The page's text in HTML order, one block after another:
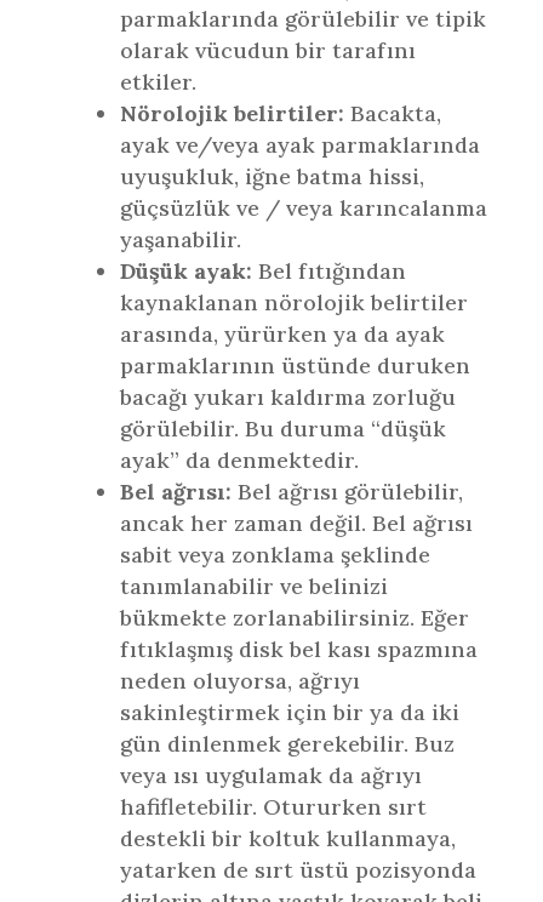
parmaklarında görülebilir ve tipik
olarak vücudun bir tarafını
etkiler.
Nörolojik belirtiler: Bacakta,
ayak ve/veya ayak parmaklarında
uyuşukluk, iğne batma hissi,
güçsüzlük ve / veya karıncalanma
yaşanabilir.
Düşük ayak: Bel fıtığından
kaynaklanan nörolojik belirtiler
arasında, yürürken ya da ayak
parmaklarının üstünde duruken
bacağı yukarı kaldırma zorluğu
görülebilir. Bu duruma “düşük
ayak” da denmektedir.
Bel ağrısı: Bel ağrısı görülebilir,
ancak her zaman değil. Bel ağrısı
sabit veya zonklama şeklinde
tanımlanabilir ve belinizi
bükmekte zorlanabilirsiniz. Eğer
fıtıklaşmış disk bel kası spazmına
neden oluyorsa, ağrıyı
sakinleştirmek için bir ya da iki
gün dinlenmek gerekebilir. Buz
veya ısı uygulamak da ağrıyı
hafifletebilir. Otururken sırt
destekli bir koltuk kullanmaya,
yatarken de sırt üstü pozisyonda